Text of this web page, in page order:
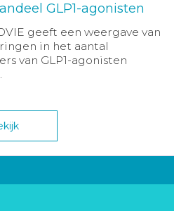
GLP1-agonisten
geeft een weergave van
in het aantal
van GLP1-agonisten